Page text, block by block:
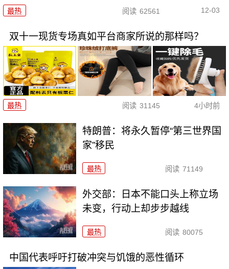
最热 阅读 62561 12-03
双十一现货专场真如平台商家所说的那样吗？
最热 阅读 31145 4小时前
特朗普：将永久暂停“第三世界国
家”移民
最热 阅读 71149
外交部：日本不能口头上称立场
未变，行动上却步步越线
最热 阅读 80075
中国代表呼吁打破冲突与饥饿的恶性循环